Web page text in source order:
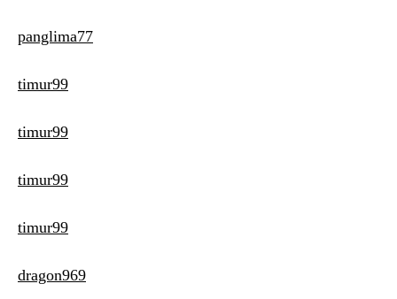
panglima77
timur99
timur99
timur99
timur99
dragon969